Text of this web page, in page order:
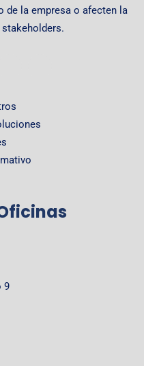
de la empresa o afecten la
9